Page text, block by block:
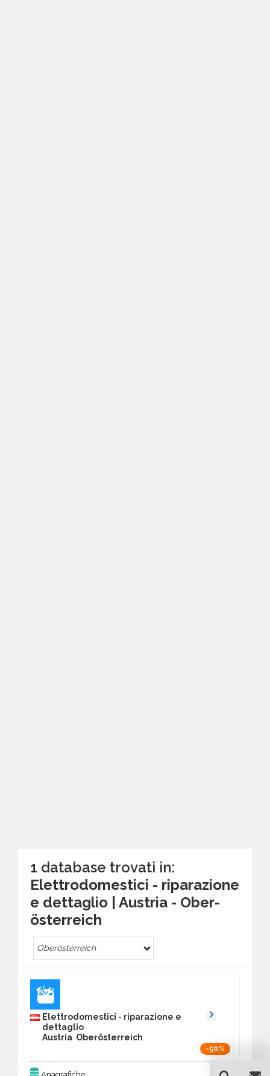
1 database trovati in:
Elettrodomestici - riparazione
e dettaglio | Austria - Ober­
österreich
Ober­österreich
Elettrodomestici - riparazione e
dettaglio
Austria Ober­österreich
-50%
Anagrafiche: 121